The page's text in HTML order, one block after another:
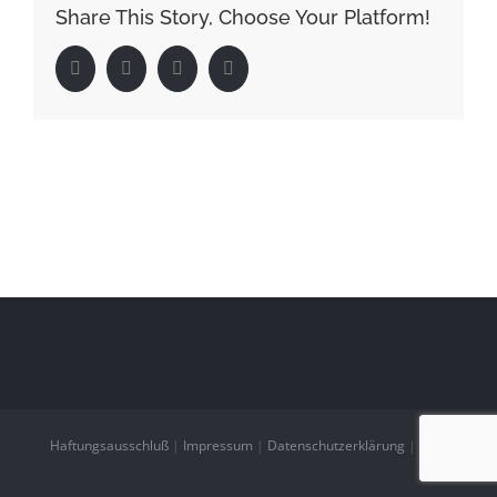
Share This Story, Choose Your Platform!
FacebookTwitter LinkedIn Pinterest
Haftungsausschluß | Impressum | Datenschutzerklärung |